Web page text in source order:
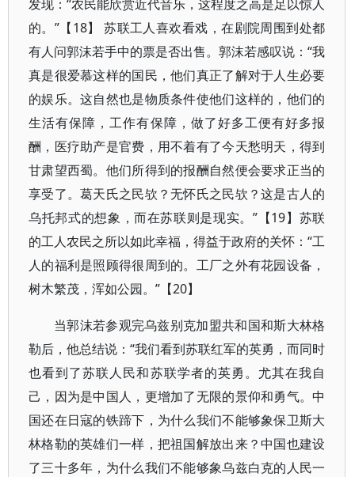
发现：“农民能欣赏近代音乐，这程度之高是足以惊人
的。”【18】 苏联工人喜欢看戏，在剧院周围到处都
有人问郭沫若手中的票是否出售。郭沫若感叹说：“我
真是很爱慕这样的国民，他们真正了解对于人生必要
的娱乐。这自然也是物质条件使他们这样的，他们的
生活有保障，工作有保障，做了好多工便有好多报
酬，医疗助产是官费，用不着有了今天愁明天，得到
甘肃望西蜀。他们所得到的报酬自然便会要求正当的
享受了。葛天氏之民欤？无怀氏之民欤？这是古人的
乌托邦式的想象，而在苏联则是现实。”【19】苏联
的工人农民之所以如此幸福，得益于政府的关怀：“工
人的福利是照顾得很周到的。工厂之外有花园设备，
树木繁茂，浑如公园。”【20】
当郭沫若参观完乌兹别克加盟共和国和斯大林格
勒后，他总结说：“我们看到苏联红军的英勇，而同时
也看到了苏联人民和苏联学者的英勇。尤其在我自
己，因为是中国人，更增加了无限的景仰和勇气。中
国还在日寇的铁蹄下，为什么我们不能够象保卫斯大
林格勒的英雄们一样，把祖国解放出来？中国也建设
了三十多年，为什么我们不能够象乌兹白克的人民一